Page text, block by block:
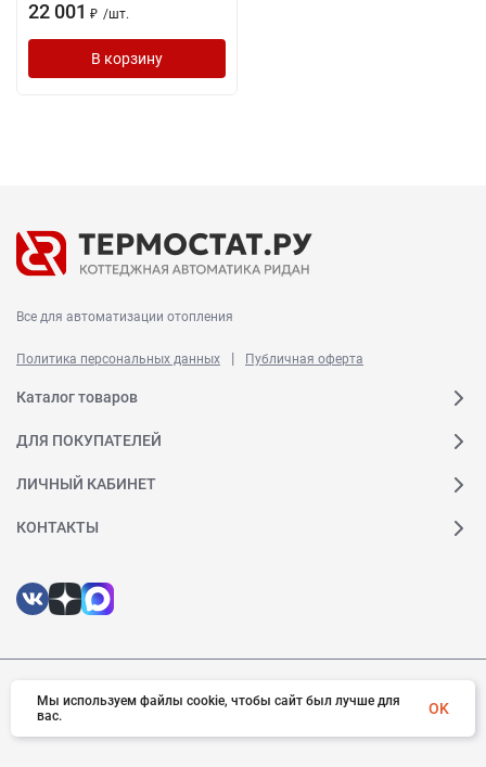
22 001 ₽ /шт.
В корзину
Все для автоматизации отопления
Политика персональных данных | Публичная оферта
Каталог товаров
ДЛЯ ПОКУПАТЕЛЕЙ
ЛИЧНЫЙ КАБИНЕТ
КОНТАКТЫ
© 2026 Ридан. Все права защищены
Мы используем файлы cookie, чтобы сайт был лучше для
вас.
OK